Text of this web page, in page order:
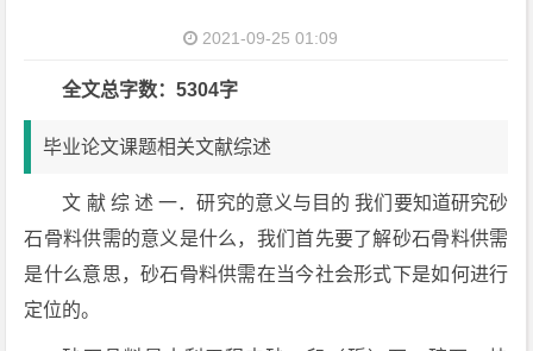
2021-09-25 01:09
全文总字数：5304字
毕业论文课题相关文献综述
文 献 综 述 一．研究的意义与目的 我们要知道研究砂
石骨料供需的意义是什么，我们首先要了解砂石骨料供需
是什么意思，砂石骨料供需在当今社会形式下是如何进行
定位的。